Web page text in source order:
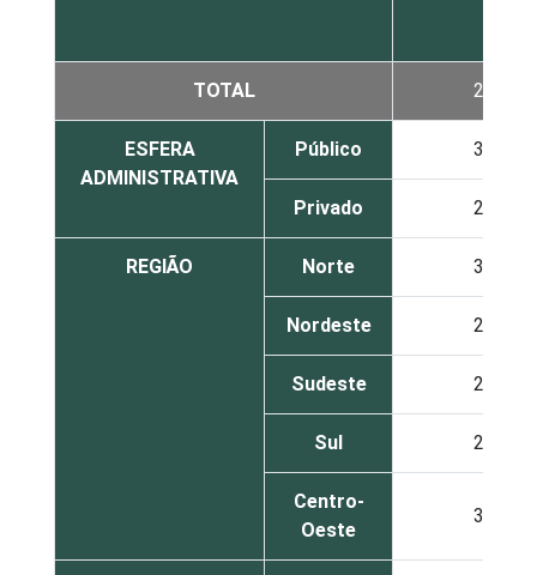
TOTAL 28
ESFERA
ADMINISTRATIVA
Público 31
Privado 24
REGIÃO Norte 33
Nordeste 23
Sudeste 29
Sul 24
Centro-
Oeste
36